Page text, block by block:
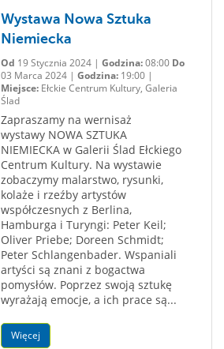
Wystawa Nowa Sztuka
Niemiecka
Od 19 Stycznia 2024 | Godzina:08:00 Do
03 Marca 2024 | Godzina:19:00 |
Miejsce:Ełckie Centrum Kultury, Galeria
Ślad
Zapraszamy na wernisaż
wystawy NOWA SZTUKA
NIEMIECKA w Galerii Ślad Ełckiego
Centrum Kultury. Na wystawie
zobaczymy malarstwo, rysunki,
kolaże i rzeźby artystów
współczesnych z Berlina,
Hamburga i Turyngi: Peter Keil;
Oliver Priebe; Doreen Schmidt;
Peter Schlangenbader. Wspaniali
artyści są znani z bogactwa
pomysłów. Poprzez swoją sztukę
wyrażają emocje, a ich prace są...
Więcej